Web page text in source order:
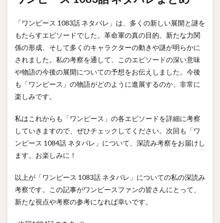
「ワンピース 1083話 ネタバレ」は、多くの新しい展開と謎を
もたらすエピソードでした。革命軍の真の目的、新たな力関
係の形成、そして多くのキャラクターの動きや謎が明らかに
されました。私の考察を通して、このエピソードの深い意味
や物語の今後の展開についての予想をお伝えしました。今後
も「ワンピース」の物語がどのように進展するのか、非常に
楽しみです。
私はこれからも「ワンピース」の各エピソードを詳細に考察
していきますので、ぜひチェックしてください。次回も「ワ
ンピース 1084話 ネタバレ」について、深読み考察をお届けし
ます。お楽しみに！
以上が「ワンピース 1083話 ネタバレ」についての私の深読み
考察です。この記事がワンピースファンの皆さんにとって、
新たな視点や考察の参考になれば幸いです。